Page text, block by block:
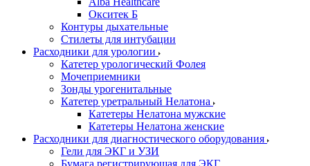
Окситек Б
Контуры дыхательные
Стилеты для интубации
Расходники для урологии
Катетер урологический Фолея
Мочеприемники
Зонды урогенитальные
Катетер уретральный Нелатона
Катетеры Нелатона мужские
Катетеры Нелатона женские
Расходники для диагностического оборудования
Гели для ЭКГ и УЗИ
Бумага регистрирующая для ЭКГ